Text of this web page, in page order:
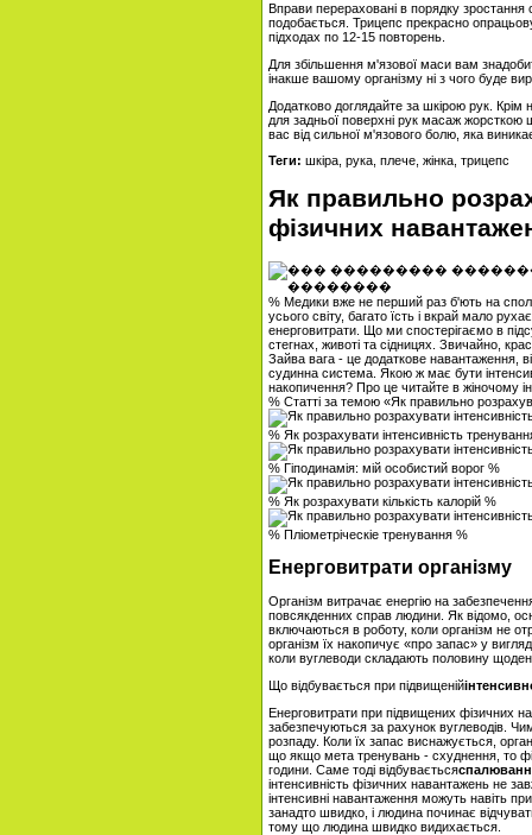
Вправи перераховані в порядку зростання
подобається. Трицепс прекрасно
підходах по 12-15 повторень.
Для збільшення м'язової маси вам
інакше вашому організму ні з чого буде
Додатково доглядайте за шкірою рук. Крім
для задньої поверхні рук масаж жорсткою
вас від сильної м'язового болю, яка
Теги: шкіра, рука, плече, жінка, трицепс
Як правильно
фізичних
% Медики вже не перший раз б'ють на
усього світу, багато їсть і вкрай мало
енерговитрати. Що ми спостерігаємо в
стегнах, животі та сідницях. Звичайно,
Зайва вага - це додаткове навантаження,
судинна система. Якою ж має бути
накопичення? Про це читайте в жіночому
% Статті за темою «Як правильно
% Як розрахувати інтенсивність
% Гіподинамія: мій особистий ворог %
% Як розрахувати кількість калорій %
% Пліометріческіе тренування %
Енерговитрати організму
Організм витрачає енергію на
повсякденних справ людини. Як відомо,
включаються в роботу, коли організм не
організм їх накопичує «про запас» у
коли вуглеводи складають половину
Що відбувається при підвищеній
Енерговитрати при підвищених фізичних
забезпечуються за рахунок вуглеводів.
розпаду. Коли їх запас виснажується,
що якщо мета тренувань - схуднення, то
години. Саме тоді відбувається
інтенсивність фізичних навантажень не
інтенсивні навантаження можуть навіть
занадто швидко, і людина починає
тому що людина швидко видихається.